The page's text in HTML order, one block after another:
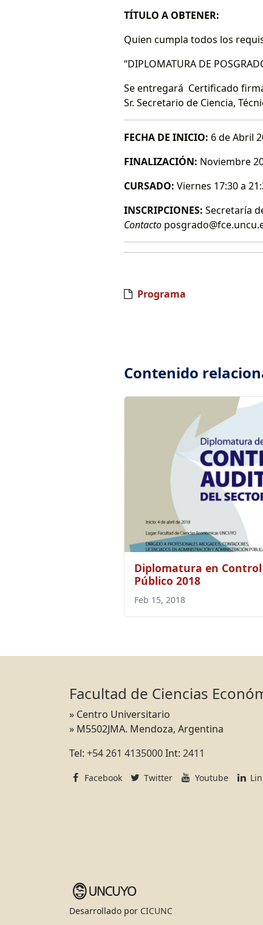
TÍTULO A OBTENER:
Quien cumpla todos los
“DIPLOMATURA DE
Se entregará Certificado
Sr. Secretario de Ciencia,
FECHA DE INICIO: 6 de Abril
FINALIZACIÓN: Noviembre
CURSADO: Viernes 17:30 a
INSCRIPCIONES: Secretaría
Contacto
Programa
Contenido
Diplomatura en
Público 2018
Feb 15, 2018
Facultad de Ciencias
» Centro Universitario
» M5502JMA. Mendoza, Argentina
Tel: +54 261 4135000Int: 2411
Facebook Twitter Youtube
Desarrollado por CICUNC